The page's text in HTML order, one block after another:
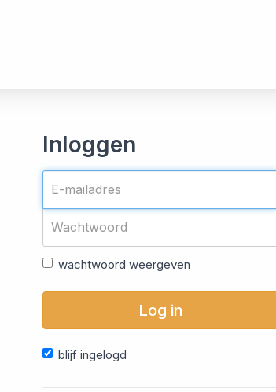
Inloggen
wachtwoord weergeven
Log in
blijf ingelogd